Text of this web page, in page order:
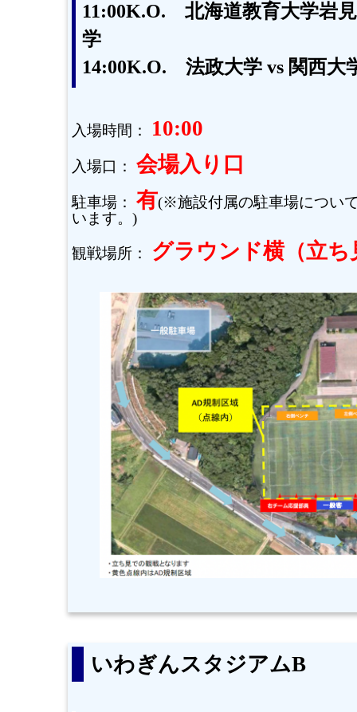
11:00K.O. 北海道教育大学岩
学
14:00K.O. 法政大学 vs 関西大
入場時間： 10:00
入場口： 会場入り口
駐車場： 有(※施設付属の駐車場につい
います。)
観戦場所： グラウンド横（立ち
いわぎんスタジアムB